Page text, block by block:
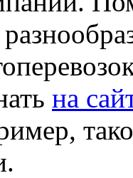
на